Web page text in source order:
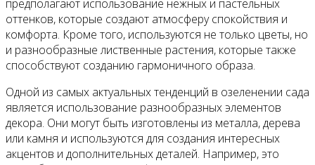
предполагают использование нежных и пастельных
оттенков, которые создают атмосферу спокойствия и
комфорта. Кроме того, используются не только цветы, но
и разнообразные лиственные растения, которые также
способствуют созданию гармоничного образа.
Одной из самых актуальных тенденций в озеленении сада
является использование разнообразных элементов
декора. Они могут быть изготовлены из металла, дерева
или камня и используются для создания интересных
акцентов и дополнительных деталей. Например, это